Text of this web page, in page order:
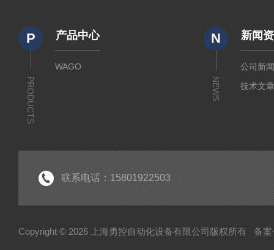
P
PRODUCTS
产品中心
WAGO
N
NEWS
新闻
公司新
技术文
联系电话：15801922503
Copyright © 2026 上海勇控自动化设备有限公司版权所有 备案